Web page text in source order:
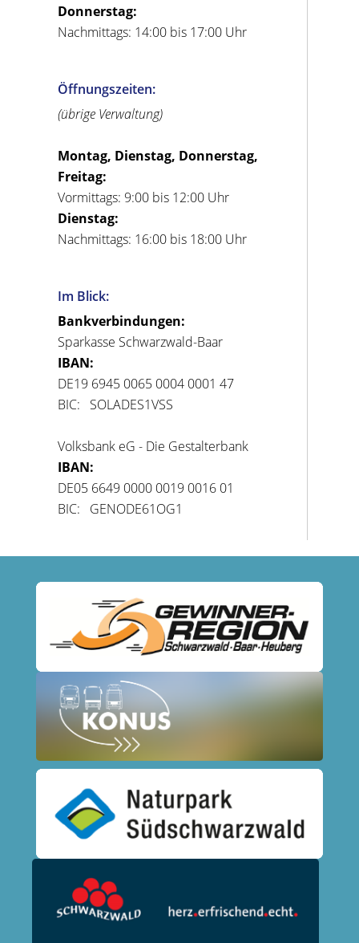
Donnerstag:
Nachmittags: 14:00 bis 17:00 Uhr
Öffnungszeiten:
(übrige Verwaltung)
Montag, Dienstag, Donnerstag,
Freitag:
Vormittags: 9:00 bis 12:00 Uhr
Dienstag:
Nachmittags: 16:00 bis 18:00 Uhr
Im Blick:
Bankverbindungen:
Sparkasse Schwarzwald-Baar
IBAN:
DE19 6945 0065 0004 0001 47
BIC: SOLADES1VSS
Volksbank eG - Die Gestalterbank
IBAN:
DE05 6649 0000 0019 0016 01
BIC: GENODE61OG1